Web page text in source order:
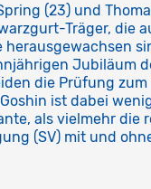
(23) und
Träger, die
Jubiläum
die Prüfung zum
ist dabei
als vielmehr die
(SV) mit und